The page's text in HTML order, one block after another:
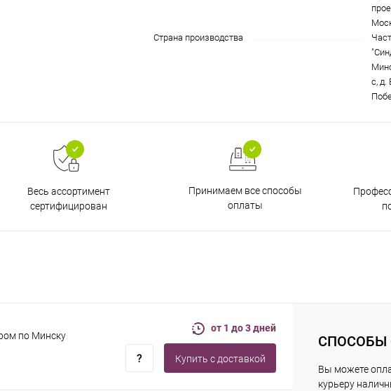
Страна производства
с, д.
Весь ассортимент
сертифицирован
Принимаем все способы
оплаты
по Минску
от 1 до 3 дней
Купить c доставкой
СПОСОБЫ
Вы можете
курьеру